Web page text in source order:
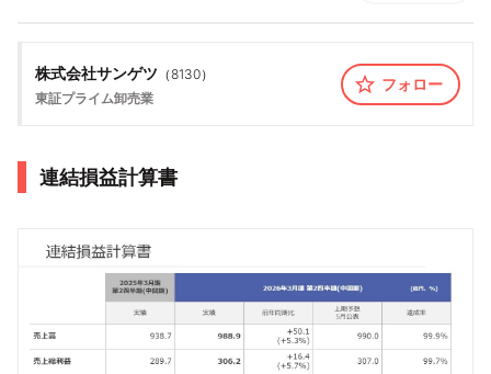
株式会社サンゲツ （8130）
東証プライム卸売業
フォロー
連結損益計算書